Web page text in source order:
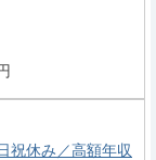
祝休み／高額年収